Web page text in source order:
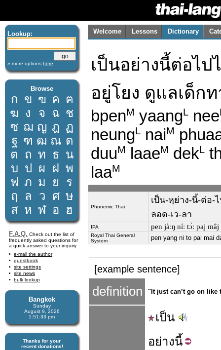
Lookup:
» more options here
Browse
ก ข ฃ ค ฅ
ฆ ง จ ฉ ช
ซ ฌ ญ ฎ ฏ
ฐ ฑ ฒ ณ ด
ต ถ ท ธ น
บ ป ผ ฝ พ
ฟ ภ ม ย
ร
ฤ
ล ว ศ ษ
ส ห ฬ อ ฮ
F.A.Q. Check out the list of
frequently asked questions for
a quick answer to your inquiry
e-mail the author
guestbook
site settings
site news
bulk lookup
Bangkok
Sunday
August 9, 2026
1:51:33 pm
Thanks for your
recent donations!
Welcome Lessons Dictionary
เป็นอย่างนี้ต่อไป
อยู่โยง ดูแลเด็ก
bpenM yaangL nee
neungL naiM
duuM laaeM dekL
laaM
Phonemic Thai
เป็น-หฺย่าง-นี้-ต่อ-
ลอด-เว-ลา
IPA pen jàːŋ níː tɔ̀ː paj
Royal Thai General
System
pen yang ni to pai mai
[example sentence]
definition "It just can’t go on like
เป็น
อย่างนี้